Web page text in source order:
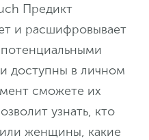
Предикт
и расшифровывает
доступны в личном
сможете их
узнать, кто
женщины, какие